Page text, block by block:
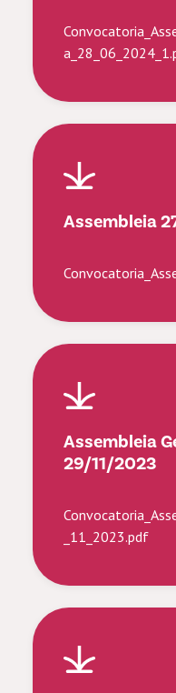
Assembleia
Assembleia
29/11/2023
_11_2023.pdf